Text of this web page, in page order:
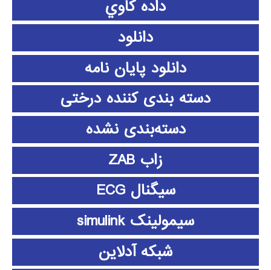
داده كاوي
دانلود
دانلود پايان نامه
دسته بندی کننده درختی
دسته‌بندی نشده
زاب ZAB
سیگنال ECG
سیمولینک simulink
شبکه آدلاین